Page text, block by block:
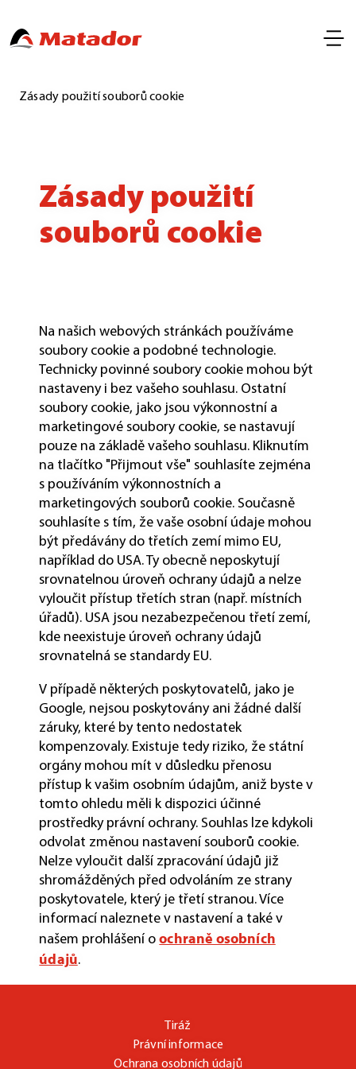
Zásady použití souborů cookie
Zásady použití
souborů cookie
Na našich webových stránkách používáme
soubory cookie a podobné technologie.
Technicky povinné soubory cookie mohou být
nastaveny i bez vašeho souhlasu. Ostatní
soubory cookie, jako jsou výkonnostní a
marketingové soubory cookie, se nastavují
pouze na základě vašeho souhlasu. Kliknutím
na tlačítko "Přijmout vše" souhlasíte zejména
s používáním výkonnostních a
marketingových souborů cookie. Současně
souhlasíte s tím, že vaše osobní údaje mohou
být předávány do třetích zemí mimo EU,
například do USA. Ty obecně neposkytují
srovnatelnou úroveň ochrany údajů a nelze
vyloučit přístup třetích stran (např. místních
úřadů). USA jsou nezabezpečenou třetí zemí,
kde neexistuje úroveň ochrany údajů
srovnatelná se standardy EU.
V případě některých poskytovatelů, jako je
Google, nejsou poskytovány ani žádné další
záruky, které by tento nedostatek
kompenzovaly. Existuje tedy riziko, že státní
orgány mohou mít v důsledku přenosu
přístup k vašim osobním údajům, aniž byste v
tomto ohledu měli k dispozici účinné
prostředky právní ochrany. Souhlas lze kdykoli
odvolat změnou nastavení souborů cookie.
Nelze vyloučit další zpracování údajů již
shromážděných před odvoláním ze strany
poskytovatele, který je třetí stranou. Více
informací naleznete v nastavení a také v
našem prohlášení oochraně osobních
údajů.
Tiráž
Právní informace
Ochrana osobních údajů